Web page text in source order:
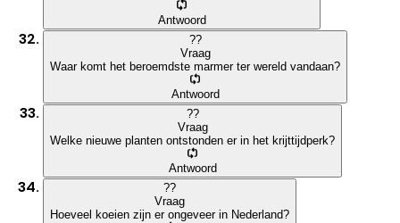
Antwoord
??
Vraag
Waar komt het beroemdste marmer ter wereld vandaan?
Antwoord
??
Vraag
Welke nieuwe planten ontstonden er in het krijttijdperk?
Antwoord
??
Vraag
Hoeveel koeien zijn er ongeveer in Nederland?